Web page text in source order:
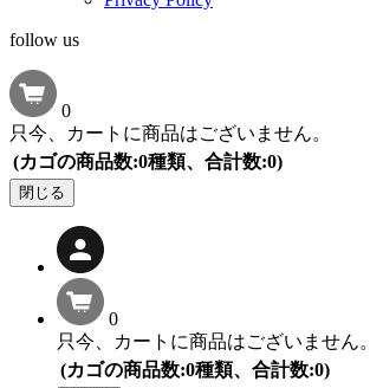
follow us
0
只今、カートに商品はございません。
(カゴの商品数:0種類、合計数:0)
閉じる
0
只今、カートに商品はございません。
(カゴの商品数:0種類、合計数:0)